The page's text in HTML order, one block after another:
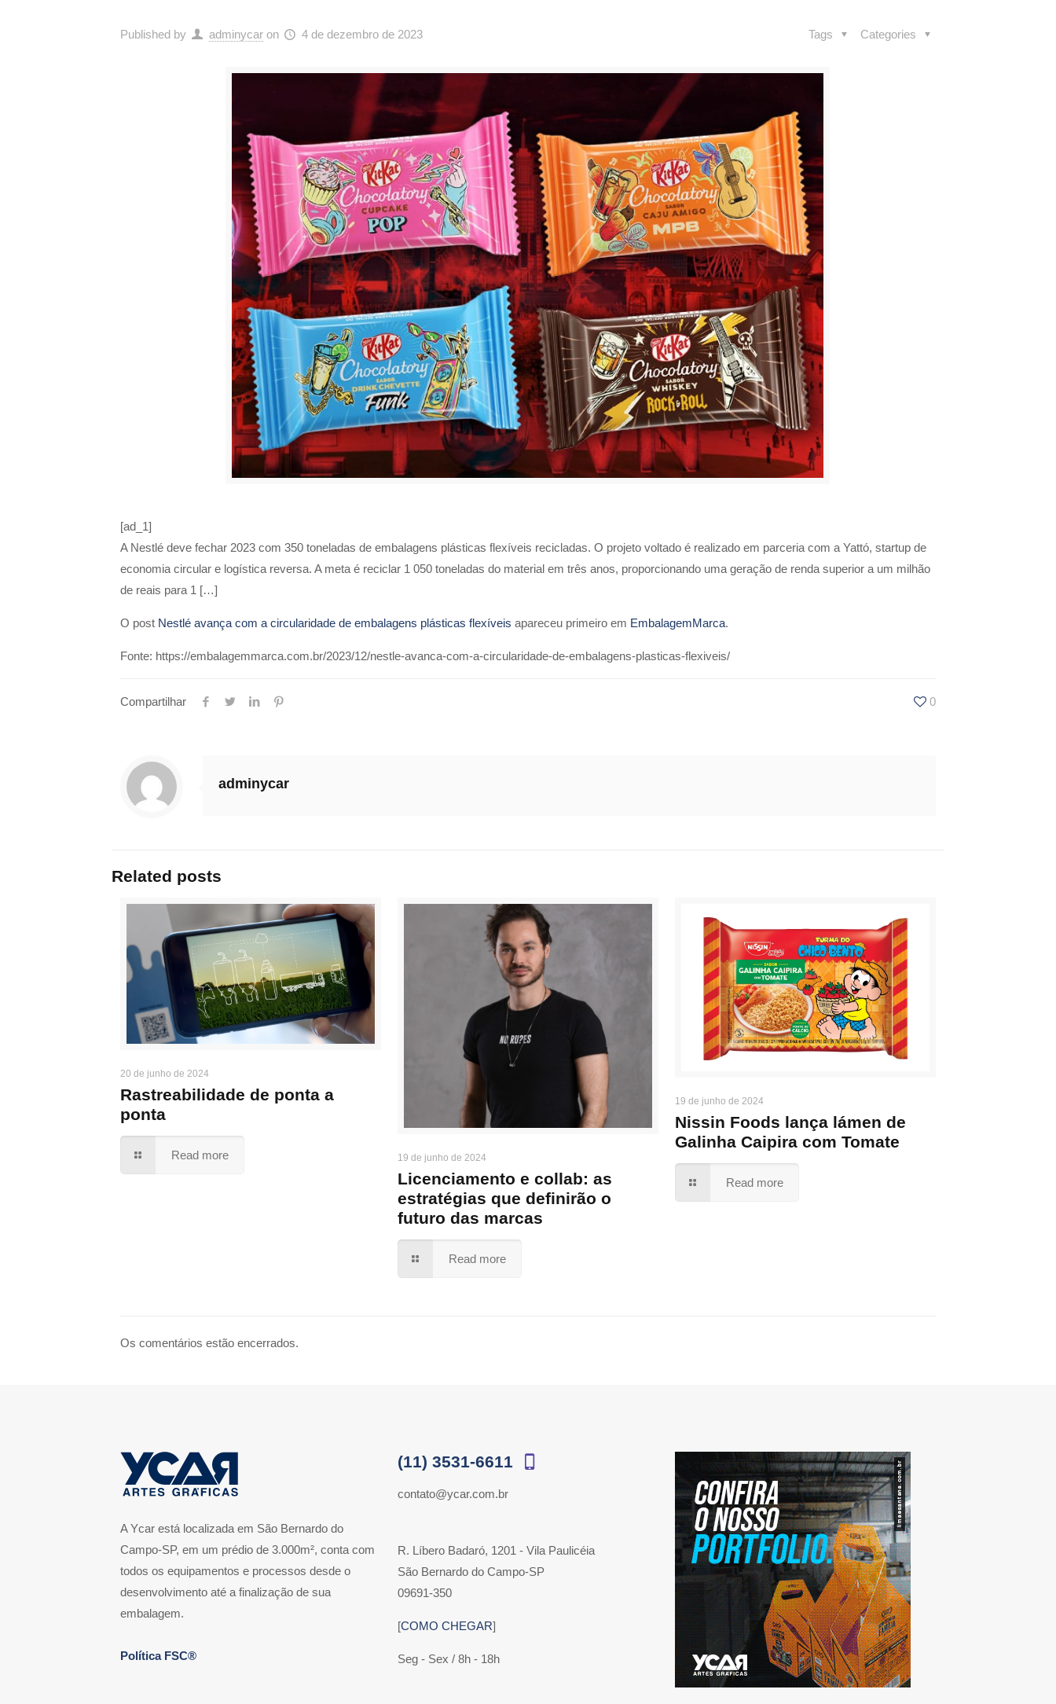
Published by adminycar on 4 de dezembro de 2023 Categories
Tags
[ad_1]
A Nestlé deve fechar 2023 com 350 toneladas de embalagens plásticas flexíveis recicladas. O projeto voltado é realizado em parceria com a Yattó, startup de
economia circular e logística reversa. A meta é reciclar 1 050 toneladas do material em três anos, proporcionando uma geração de renda superior a um milhão
de reais para 1 […]
O post Nestlé avança com a circularidade de embalagens plásticas flexíveis apareceu primeiro em EmbalagemMarca.
Fonte: https://embalagemmarca.com.br/2023/12/nestle-avanca-com-a-circularidade-de-embalagens-plasticas-flexiveis/
Compartilhar 0
adminycar
Related posts
20 de junho de 2024
Rastreabilidade de ponta a
ponta
Read more 19 de junho de 2024
Licenciamento e collab: as
estratégias que definirão o
futuro das marcas
Read more
19 de junho de 2024
Nissin Foods lança lámen de
Galinha Caipira com Tomate
Read more
Os comentários estão encerrados.
A Ycar está localizada em São Bernardo do
Campo-SP, em um prédio de 3.000m², conta com
todos os equipamentos e processos desde o
desenvolvimento até a finalização de sua
embalagem.
Política FSC®
(11) 3531-6611
contato@ycar.com.br
R. Líbero Badaró, 1201 - Vila Paulicéia
São Bernardo do Campo-SP
09691-350
[COMO CHEGAR]
Seg - Sex / 8h - 18h